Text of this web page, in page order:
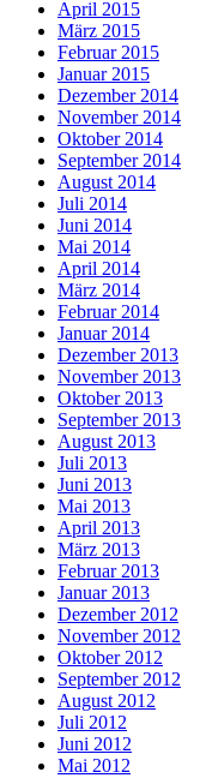
April 2015
März 2015
Februar 2015
Januar 2015
Dezember 2014
November 2014
Oktober 2014
September 2014
August 2014
Juli 2014
Juni 2014
Mai 2014
April 2014
März 2014
Februar 2014
Januar 2014
Dezember 2013
November 2013
Oktober 2013
September 2013
August 2013
Juli 2013
Juni 2013
Mai 2013
April 2013
März 2013
Februar 2013
Januar 2013
Dezember 2012
November 2012
Oktober 2012
September 2012
August 2012
Juli 2012
Juni 2012
Mai 2012